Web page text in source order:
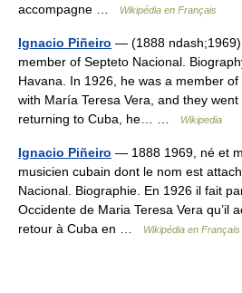
accompagne …
Wikipédia en Français
Ignacio Piñeiro — (1888 ndash;1969)
member of Septeto Nacional.
Havana. In 1926, he was a member
with María Teresa Vera, and they
returning to Cuba, he… …
Wikipedia
Ignacio Piñeiro — 1888 1969, né et
musicien cubain dont le nom est
Nacional. Biographie. En 1926 il fait
Occidente de Maria Teresa Vera qu’il
retour à Cuba en …
Wikipédia en Français